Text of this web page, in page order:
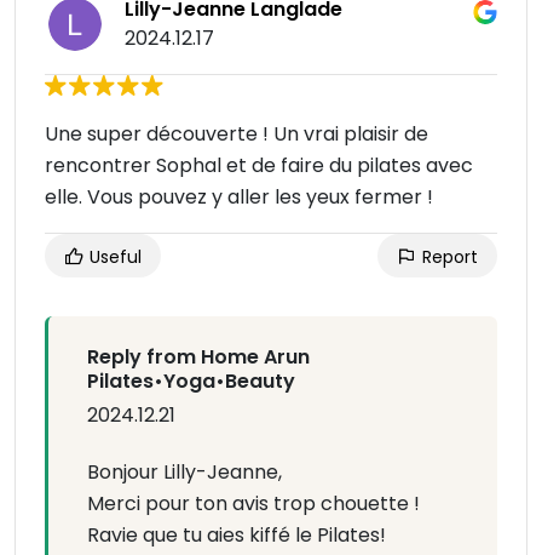
Lilly-Jeanne Langlade
2024.12.17
Une super découverte ! Un vrai plaisir de
rencontrer Sophal et de faire du pilates avec
elle. Vous pouvez y aller les yeux fermer !
Useful Report
Reply from Home Arun
Pilates•Yoga•Beauty
2024.12.21
Bonjour Lilly-Jeanne,
Merci pour ton avis trop chouette !
Ravie que tu aies kiffé le Pilates!